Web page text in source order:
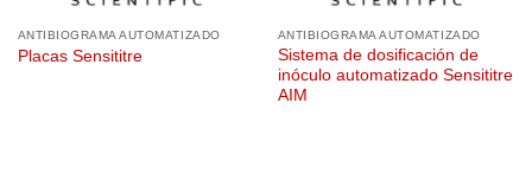
ANTIBIOGRAMA AUTOMATIZADO
Placas Sensititre
ANTIBIOGRAMA AUTOMATIZADO
Sistema de dosificación de
inóculo automatizado Sensititre
AIM